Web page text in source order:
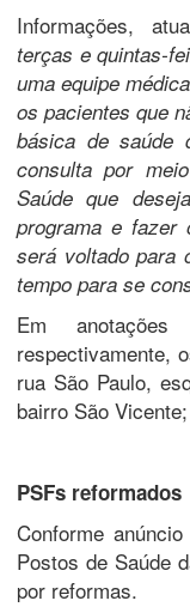
Informações,
terças e quintas-
uma equipe
os pacientes que
básica de saúde
consulta por
Saúde que
programa e fazer
será voltado para
tempo para se
Em
respectivamente,
rua São Paulo,
bairro São
PSFs reformados
Conforme
Postos de Saúde
por reformas.